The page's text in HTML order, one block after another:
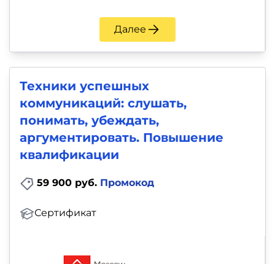
Далее
Техники успешных
коммуникаций: слушать,
понимать, убеждать,
аргументировать. Повышение
квалификации
59 900 руб. Промокод
Сертификат